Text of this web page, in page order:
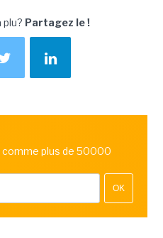
plu? Partagez le !
plus de 50000
OK